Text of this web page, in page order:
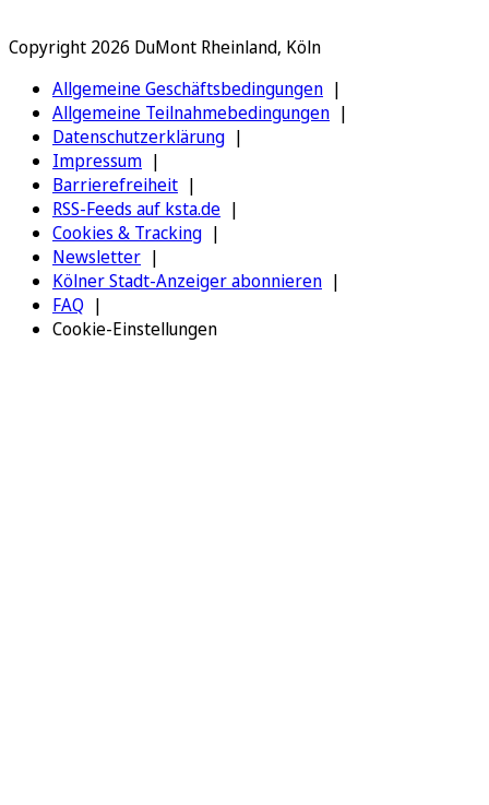
Copyright 2026 DuMont Rheinland, Köln
Allgemeine Geschäftsbedingungen
Allgemeine Teilnahmebedingungen
Datenschutzerklärung
Impressum
Barrierefreiheit
RSS-Feeds auf ksta.de
Cookies & Tracking
Newsletter
Kölner Stadt-Anzeiger abonnieren
FAQ
Cookie-Einstellungen